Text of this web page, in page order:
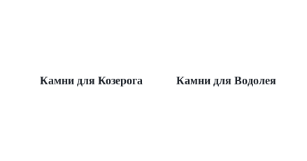
Камни для Козерога Камни для Водолея